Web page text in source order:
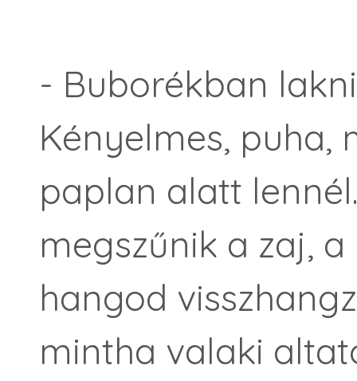
- Buborékban
Kényelmes,
paplan alatt
megszűnik a zaj,
hangod
mintha valaki